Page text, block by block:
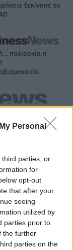
Personal
third parties, or
for
opt-out
that after your
seeing
utilized by
parties prior to
the further
parties on the
ξεκίνησε το
πολιορκία η
Γκρέι (vid & pics)
κέρδη 23,31%